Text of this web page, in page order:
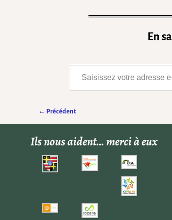
En
← Précédent
Ils nous aident… merci à eux